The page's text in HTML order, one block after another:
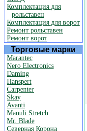
Комплектация для
рольставен
Комплектация для ворот
Ремонт рольставен
Ремонт ворот
Торговые марки
Marantec
Nero Electronics
Daming
Hanspert
Carpenter
Skay
Avanti
Manuli Stretch
Mr. Blade
Северная Корона